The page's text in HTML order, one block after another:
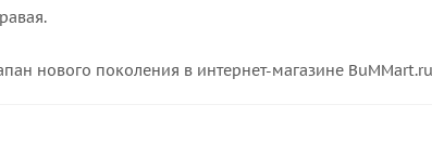
нового поколения в интернет-магазине